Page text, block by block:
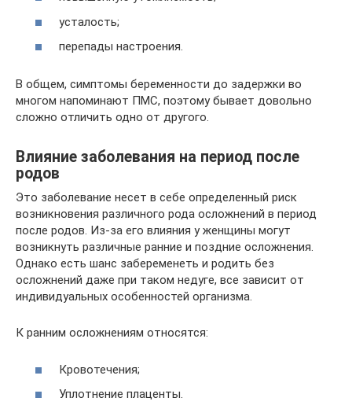
усталость;
перепады настроения.
В общем, симптомы беременности до задержки во
многом напоминают ПМС, поэтому бывает довольно
сложно отличить одно от другого.
Влияние заболевания на период после
родов
Это заболевание несет в себе определенный риск
возникновения различного рода осложнений в период
после родов. Из-за его влияния у женщины могут
возникнуть различные ранние и поздние осложнения.
Однако есть шанс забеременеть и родить без
осложнений даже при таком недуге, все зависит от
индивидуальных особенностей организма.
К ранним осложнениям относятся:
Кровотечения;
Уплотнение плаценты.